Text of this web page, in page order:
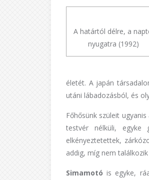
A határtól délre, a
nyugatra (1992)
életét. A japán
utáni lábadozásból, és
Főhősünk szüleit
testvér nélküli, egyke
elkényeztetettek,
addig, míg nem
Simamotóis egyke,